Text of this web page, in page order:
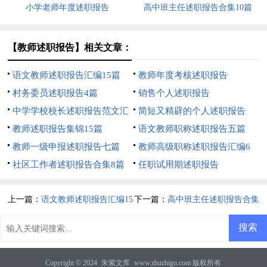
小学老师年度述职报告 高中班主任述职报告合集10篇
【教师述职报告】相关文章：
语文教师述职报告汇编15篇
教师年度考核述职报告
村务委员述职报告4篇
销售个人述职报告
中学学校校长述职报告范文汇
总6篇
简短又精辟的个人述职报告
教师述职报告集锦15篇
语文教师职称述职报告五篇
教师一级申报述职报告七篇
教师高级职称述职报告汇编6
篇
社区工作者述职报告合集8篇 任职试用期述职报告
上一篇：语文教师述职报告汇编15下一篇： 高中班主任述职报告合集
Copyright © 2024 朱紫文库 www.zhuzhigu.com 版权所有